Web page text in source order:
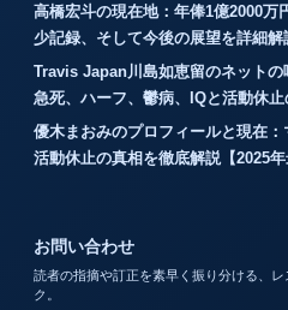
高橋宏斗の現在地：年俸1億2000万
少記録、そして今後の展望を詳細解
Travis Japan川島如恵留のネットの
急死、ハーフ、鬱病、IQと活動休
優木まおみのプロフィールと現在
活動休止の真相を徹底解説【2025年
お問い合わせ
読者の指摘や訂正を素早く振り分ける、
ク。